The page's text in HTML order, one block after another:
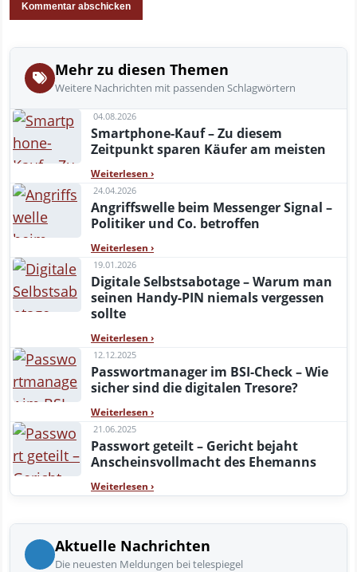
Mehr zu diesen Themen
Weitere Nachrichten mit passenden Schlagwörtern
04.08.2026
Smartphone-Kauf – Zu diesem
Zeitpunkt sparen Käufer am meisten
Weiterlesen ›
24.04.2026
Angriffswelle beim Messenger Signal –
Politiker und Co. betroffen
Weiterlesen ›
19.01.2026
Digitale Selbstsabotage – Warum man
seinen Handy-PIN niemals vergessen
sollte
Weiterlesen ›
12.12.2025
Passwortmanager im BSI-Check – Wie
sicher sind die digitalen Tresore?
Weiterlesen ›
21.06.2025
Passwort geteilt – Gericht bejaht
Anscheinsvollmacht des Ehemanns
Weiterlesen ›
Aktuelle Nachrichten
Die neuesten Meldungen bei telespiegel